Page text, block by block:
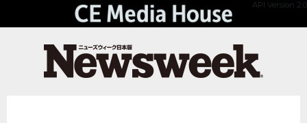
API Version 2.0